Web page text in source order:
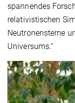
spannendes
relativistischen
Neutronensterne
Universums.“